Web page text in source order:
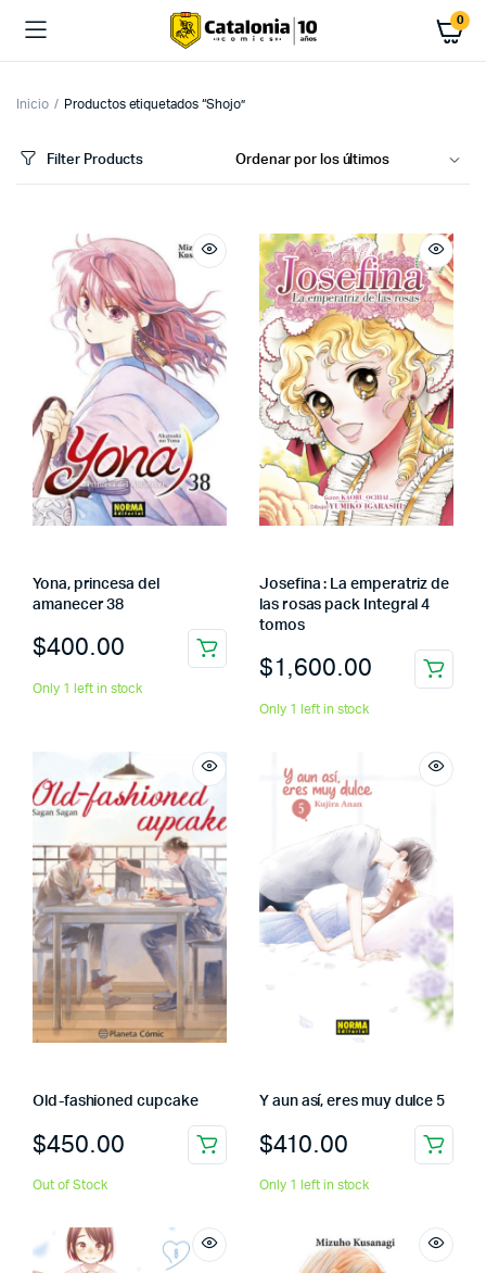
0
Inicio Productos etiquetados “Shojo”
Filter Products
Yona, princesa del
amanecer 38
$400.00
Only 1 left in stock
Josefina : La emperatriz de
las rosas pack Integral 4
tomos
$1,600.00
Only 1 left in stock
Old-fashioned cupcake
$450.00
Out of Stock
Y aun así, eres muy dulce 5
$410.00
Only 1 left in stock